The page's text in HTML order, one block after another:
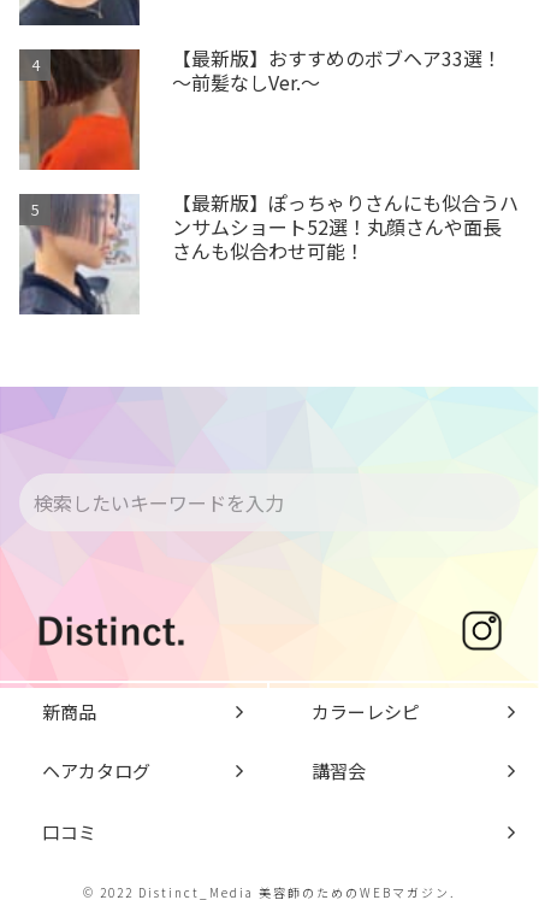
【最新版】おすすめのボブヘア33選！
～前髪なしVer.～
【最新版】ぽっちゃりさんにも似合うハ
ンサムショート52選！丸顔さんや面長
さんも似合わせ可能！
新商品 カラーレシピ
ヘアカタログ 講習会
口コミ
© 2022 Distinct_Media 美容師のためのWEBマガジン.